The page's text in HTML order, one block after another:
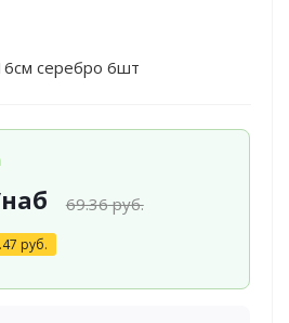
серебро 6шт
69.36руб.
руб.